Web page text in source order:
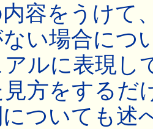
容をうけて
い場合につ
ルに表現し
見方をするだ
ついても述